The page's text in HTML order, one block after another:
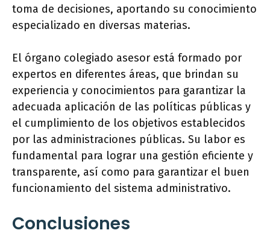
toma de decisiones, aportando su conocimiento
especializado en diversas materias.
El órgano colegiado asesor está formado por
expertos en diferentes áreas, que brindan su
experiencia y conocimientos para garantizar la
adecuada aplicación de las políticas públicas y
el cumplimiento de los objetivos establecidos
por las administraciones públicas. Su labor es
fundamental para lograr una gestión eficiente y
transparente, así como para garantizar el buen
funcionamiento del sistema administrativo.
Conclusiones